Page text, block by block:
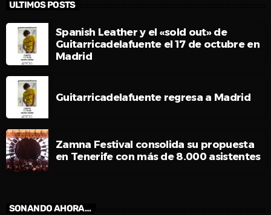
ULTIMOS POSTS
Spanish Leather y el «sold out» de
Guitarricadelafuente el 17 de octubre en
Madrid
Guitarricadelafuente regresa a Madrid
Zamna Festival consolida su propuesta
en Tenerife con más de 8.000 asistentes
SONANDO AHORA…